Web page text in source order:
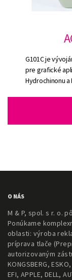
G101C je
pre grafické
Hydrochinonu
O NÁS
M & P, spol. s r. o.
Ponúkame
oblasti: výroba
príprava tlače
autorizovaným
KONGSBERG,
EFI, APPLE, DELL,